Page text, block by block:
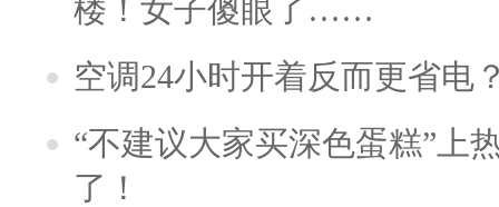
楼！女子傻眼了……
空调24小时开着反而更省电
“不建议大家买深色蛋糕”上
了！